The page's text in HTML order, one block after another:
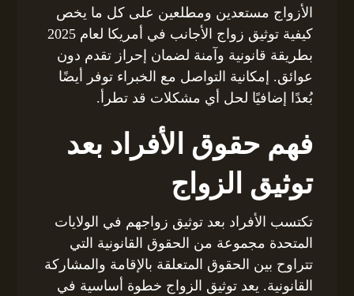
الأزواج مستعدين ومطلعين على كل ما يخص
كيفية توثيق زواج الأجانب في أمريكا لعام 2025
بطريقة قانونية وآمنة لضمان إحراز تقدم دون
عوائق. إمكانية التواصل مع الخبراء توفر أيضًا
بُعدًا إضافيًا لحل أي مشكلات قد تطرأ.
فهم حقوق الأفراد بعد
توثيق الزواج
تكتسب الأفراد بعد توثيق زواجهم في الولايات
المتحدة مجموعة من الحقوق القانونية التي
تتراوح بين الحقوق المتعلقة بالإقامة والمشاركة
القانونية. يعد توثيق الزواج خطوة أساسية في